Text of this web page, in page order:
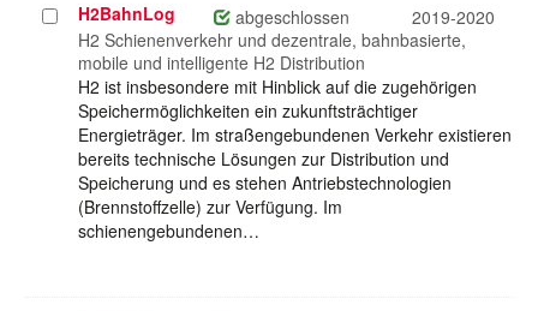
Projekt
auswählen
H2BahnLog abgeschlossen
2019-2020
H2 Schienenverkehr und dezentrale, bahnbasierte,
mobile und intelligente H2 Distribution
H2 ist insbesondere mit Hinblick auf die zugehörigen
Speichermöglichkeiten ein zukunftsträchtiger
Energieträger. Im straßengebundenen Verkehr existieren
bereits technische Lösungen zur Distribution und
Speicherung und es stehen Antriebstechnologien
(Brennstoffzelle) zur Verfügung. Im
schienengebundenen…